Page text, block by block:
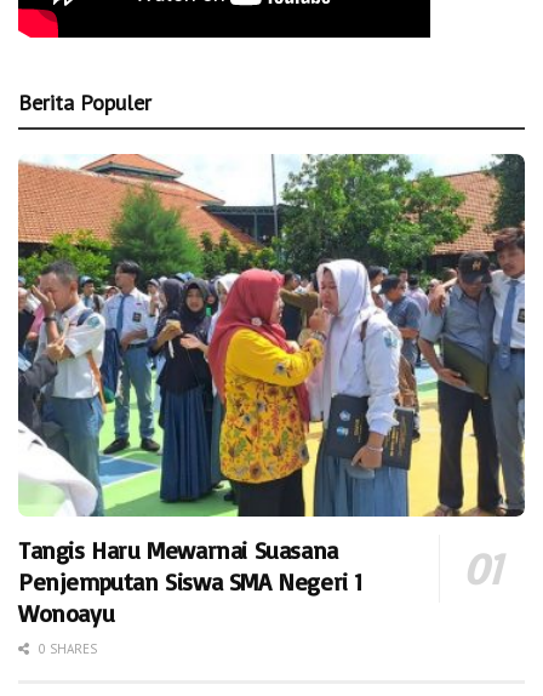
Berita Populer
Tangis Haru Mewarnai Suasana
Penjemputan Siswa SMA Negeri 1
Wonoayu
0 SHARES